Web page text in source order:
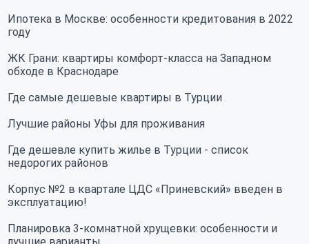
Ипотека в Москве: особенности кредитования в 2022
году
ЖК Грани: квартиры комфорт-класса на Западном
обходе в Краснодаре
Где самые дешевые квартиры в Турции
Лучшие районы Уфы для проживания
Где дешевле купить жилье в Турции - список
недорогих районов
Корпус №2 в квартале ЦДС «Приневский» введен в
эксплуатацию!
Планировка 3-комнатной хрущевки: особенности и